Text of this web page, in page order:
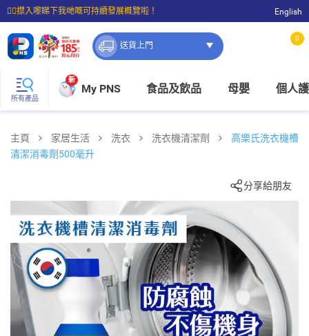
☝🏼㩒入嚟睇下我哋嘅可持續發展概覽啦！
⭐購物滿$399即享免費送貨；滿$100即可免費店取。
English
送貨上門
0
所有產品
新
My PNS 食品及飲品 母嬰 個人
主頁 家居生活 洗衣 洗衣機清潔劑
高樂氏洗衣機槽
清潔消毒劑500毫升
分享給朋友